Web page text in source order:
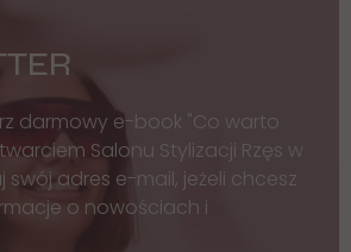
darmowy e-book "Co warto
Salonu Stylizacji Rzęs w
swój adres e-mail, jeżeli chcesz
o nowościach i